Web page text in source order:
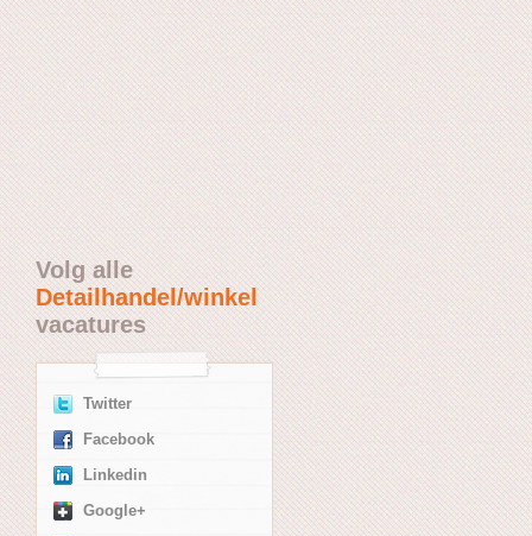
Volg alle
Detailhandel/winkel
vacatures
Twitter
Facebook
Linkedin
Google+